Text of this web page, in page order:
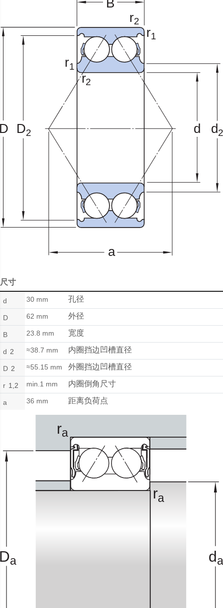
尺寸
d 30 mm 孔径
D 62 mm 外径
B 23.8 mm 宽度
d 2 ≈38.7 mm 内圈挡边凹槽直径
D 2 ≈55.15 mm 外圈挡边凹槽直径
r 1,2 min.1 mm 内圈倒角尺寸
a 36 mm 距离负荷点